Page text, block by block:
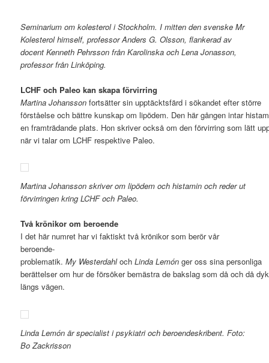
Seminarium om kolesterol i Stockholm. I mitten den svenske Mr
Kolesterol himself, professor Anders G. Olsson, flankerad av
docent Kenneth Pehrsson från Karolinska och Lena Jonasson,
professor från Linköping.
LCHF och Paleo kan skapa förvirring
Martina Johansson fortsätter sin upptäcktsfärd i sökandet efter större
förståelse och bättre kunskap om lipödem. Den här gången intar
en framträdande plats. Hon skriver också om den förvirring som lätt
när vi talar om LCHF respektive Paleo.
Martina Johansson skriver om lipödem och histamin och reder ut
förvirringen kring LCHF och Paleo.
Två krönikor om beroende
I det här numret har vi faktiskt två krönikor som berör vår
beroende-
problematik.My Westerdahloch Linda Lemón ger oss sina personliga
berättelser om hur de försöker bemästra de bakslag som då och då
längs vägen.
Linda Lemón är specialist i psykiatri och beroendeskribent. Foto:
Bo Zackrisson